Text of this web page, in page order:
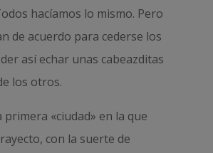
hacíamos lo mismo. Pero
de acuerdo para cederse los
así echar unas cabeazditas
los otros.
«ciudad» en la que
con la suerte de